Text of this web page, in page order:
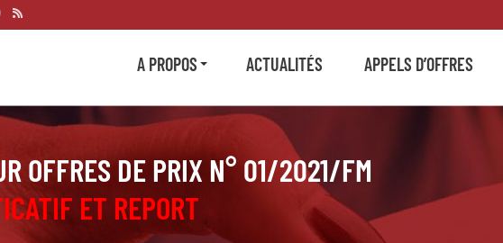
A PROPOS ACTUALITÉS APPELS D’OFFRES
OFFRES DE PRIX N° 01/2021/FM
ET REPORT